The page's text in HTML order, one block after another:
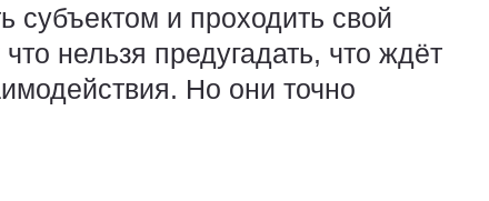
субъектом и проходить свой
нельзя предугадать, что ждёт
Но они точно